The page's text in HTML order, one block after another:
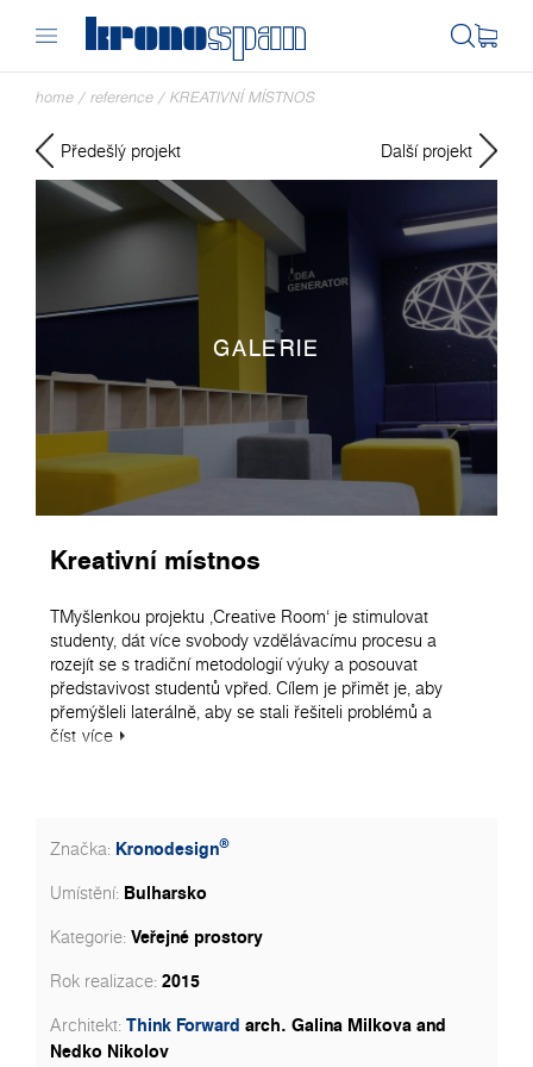
home / reference / KREATIVNÍ MÍSTNOS
Předešlý projekt Další projekt
GALERIE
Kreativní místnos
TMyšlenkou projektu ‚Creative Room‘ je stimulovat
studenty, dát více svobody vzdělávacímu procesu a
rozejít se s tradiční metodologií výuky a posouvat
představivost studentů vpřed. Cílem je přimět je, aby
přemýšleli laterálně, aby se stali řešiteli problémů a
mysleli mimo rámec. Tento neortodoxní vzdělávací
dosáhnout správného architektonického schématu, ale
barvy a výběru materiálu. Naše materiály zasahují, aby
pomohly této práci oživit. Barvy jsou vybírány na základě
důkladného průzkumu jejich vlivu na tvůrčí proces.
Indigová barva v tomto případě naší 8984 Navy Blue čistí
myšlenkový proces a pomáhá studentům rozjímat. 0134
číst více
Značka: Kronodesign®
Umístění: Bulharsko
Kategorie: Veřejné prostory
Rok realizace: 2015
Architekt: Think Forward arch. Galina Milkova and
Nedko Nikolov